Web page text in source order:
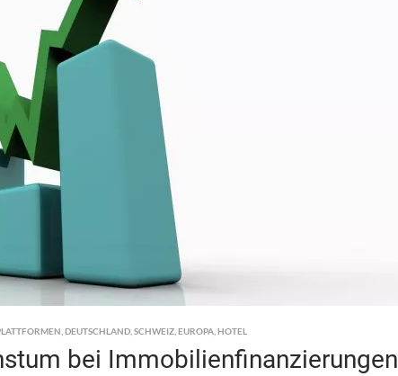
HYPOTHEKARKREDITEN
DEUTSCHLAND SCHWEIZ EUROPA HOTEL
bei Immobilienfinanzierungen